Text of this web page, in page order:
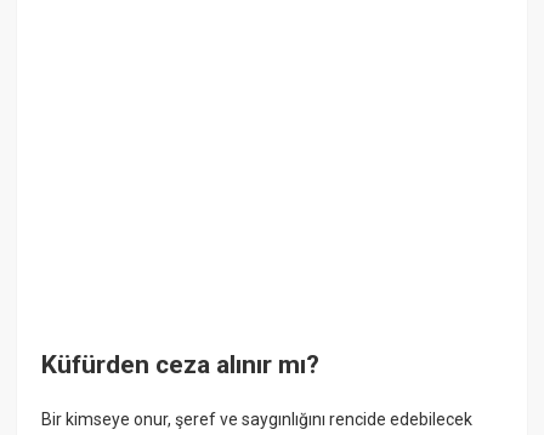
Küfürden ceza alınır mı?
Bir kimseye onur, şeref ve saygınlığını rencide edebilecek